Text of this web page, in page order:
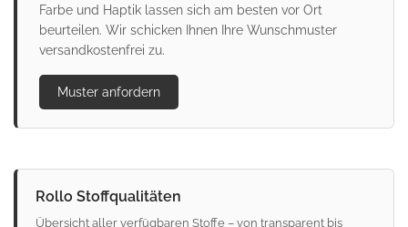
Farbe und Haptik lassen sich am besten vor Ort
beurteilen. Wir schicken Ihnen Ihre Wunschmuster
versandkostenfrei zu.
Muster anfordern
Rollo Stoffqualitäten
Übersicht aller verfügbaren Stoffe – von transparent bis